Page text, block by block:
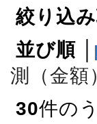
絞り込み
並び順
測（金額
30件の